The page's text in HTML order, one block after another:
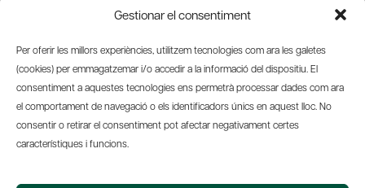
Gestionar el consentiment
Per oferir les millors experiències, utilitzem tecnologies com ara les galetes
(cookies) per emmagatzemar i/o accedir a la informació del dispositiu. El
consentiment a aquestes tecnologies ens permetrà processar dades com ara
el comportament de navegació o els identificadors únics en aquest lloc. No
consentir o retirar el consentiment pot afectar negativament certes
característiques i funcions.
08003 Barcelona
info@amicsdelpais.com
Suscripció Newsletter